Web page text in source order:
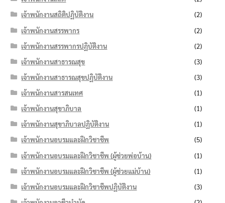
เจ้าพนักงานสถิติปฏิบัติงาน
(2)
เจ้าพนักงานสรรพากร
(2)
เจ้าพนักงานสรรพากรปฏิบัติงาน
(2)
เจ้าพนักงานสาธารณสุข
(3)
เจ้าพนักงานสาธารณสุขปฏิบัติงาน
(3)
เจ้าพนักงานสารสนเทศ
(1)
เจ้าพนักงานสุขาภิบาล
(1)
เจ้าพนักงานสุขาภิบาลปฏิบัติงาน
(1)
เจ้าพนักงานอบรมและฝึกวิชาชีพ
(5)
เจ้าพนักงานอบรมและฝึกวิชาชีพ (ผู้ช่วยพ่อบ้าน)
(1)
เจ้าพนักงานอบรมและฝึกวิชาชีพ (ผู้ช่วยแม่บ้าน)
(1)
เจ้าพนักงานอบรมและฝึกวิชาชีพปฏิบัติงาน
(3)